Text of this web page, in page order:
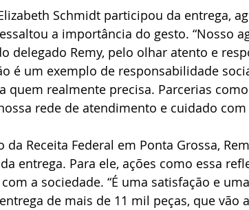
Schmidt participou da entrega,
a importância do gesto. “Nosso
delegado Remy, pelo olhar atento e
é um exemplo de responsabilidade
quem realmente precisa. Parcerias
rede de atendimento e cuidado com
da Receita Federal em Ponta Grossa,
entrega. Para ele, ações como essa
a sociedade. “É uma satisfação e
de mais de 11 mil peças, que vão